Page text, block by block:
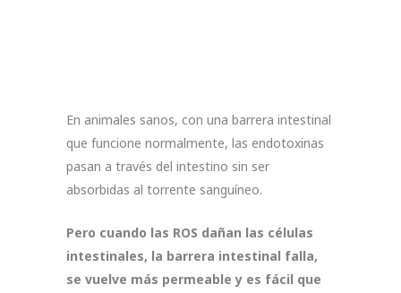
En animales sanos, con una barrera intestinal
que funcione normalmente, las endotoxinas
pasan a través del intestino sin ser
absorbidas al torrente sanguíneo.
Pero cuando las ROS dañan las células
intestinales, la barrera intestinal falla,
se vuelve más permeable y es fácil que